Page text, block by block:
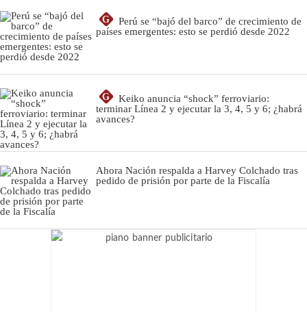
G
Perú se “bajó del barco” de crecimiento de
países emergentes: esto se perdió desde 2022
G
Keiko anuncia “shock” ferroviario:
terminar Línea 2 y ejecutar la 3, 4, 5 y 6; ¿habrá
avances?
Ahora Nación respalda a Harvey Colchado tras
pedido de prisión por parte de la Fiscalía